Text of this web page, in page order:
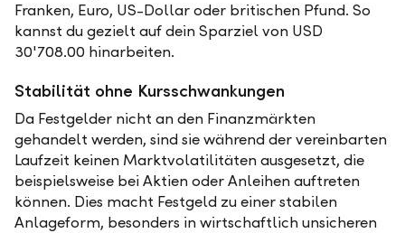
Franken, Euro, US-Dollar oder britischen Pfund. So
kannst du gezielt auf dein Sparziel von USD
30'708.00 hinarbeiten.
Stabilität ohne Kursschwankungen
Da Festgelder nicht an den Finanzmärkten
gehandelt werden, sind sie während der vereinbarten
Laufzeit keinen Marktvolatilitäten ausgesetzt, die
beispielsweise bei Aktien oder Anleihen auftreten
können. Dies macht Festgeld zu einer stabilen
Anlageform, besonders in wirtschaftlich unsicheren